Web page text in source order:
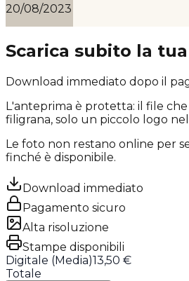
20/08/2023 12:21
Scarica subito la
Download immediato dopo il
L'anteprima è protetta: il file che
filigrana, solo un piccolo logo
Le foto non restano online per
finché è disponibile.
Download immediato
Pagamento sicuro
Alta risoluzione
Stampe disponibili
Digitale (Media)13,50 €
Totale